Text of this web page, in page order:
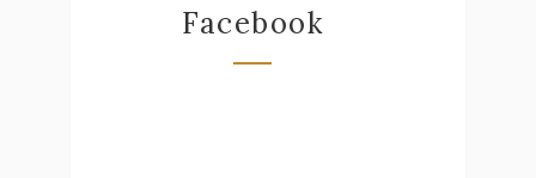
Facebook